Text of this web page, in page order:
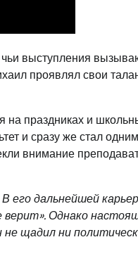
выступления
проявлял свои
на праздниках и
и сразу же стал
внимание
его дальнейшей
Однако
щадил ни